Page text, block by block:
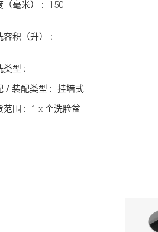
（毫米） :
150
容积（升） :
类型 :
/ 装配类型 : 挂墙式
范围 :
1 x 个洗脸盆